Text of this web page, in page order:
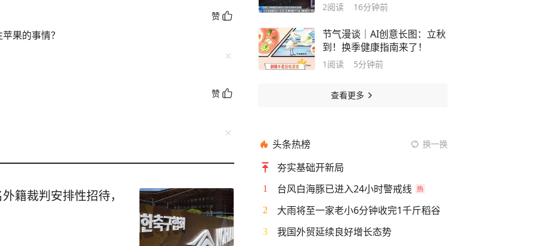
赞
果的事情？
赞
籍裁判安排性招待，
2阅读 16分钟前
节气漫谈｜AI创意长图：立秋
到！换季健康指南来了！
1 阅读 5分钟前
查看更多
头条热榜 换一换
夯实基础开新局
1 台风白海豚已进入24小时警戒线
2 大雨将至一家老小6分钟收完1千斤稻谷
3 我国外贸延续良好增长态势